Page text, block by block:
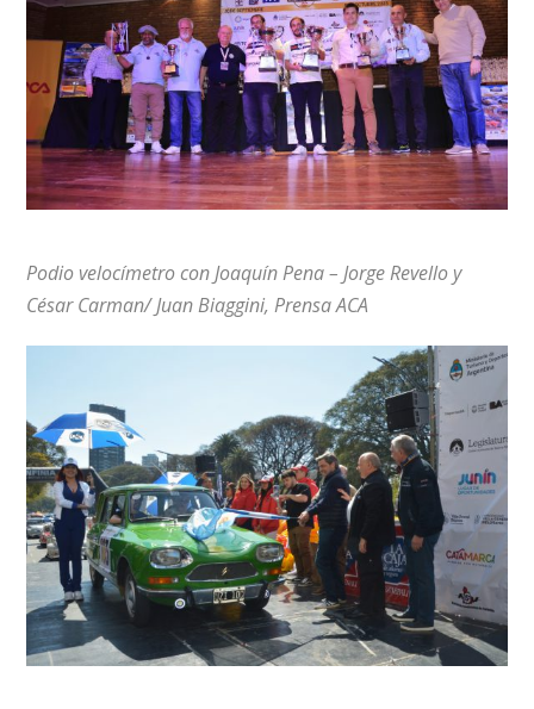
Podio velocímetro con Joaquín Pena – Jorge Revello y
César Carman/ Juan Biaggini, Prensa ACA